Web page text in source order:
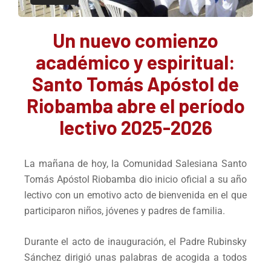
Un nuevo comienzo
académico y espiritual:
Santo Tomás Apóstol de
Riobamba abre el período
lectivo 2025-2026
La mañana de hoy, la Comunidad Salesiana Santo
Tomás Apóstol Riobamba dio inicio oficial a su año
lectivo con un emotivo acto de bienvenida en el que
participaron niños, jóvenes y padres de familia.
Durante el acto de inauguración, el Padre Rubinsky
Sánchez dirigió unas palabras de acogida a todos